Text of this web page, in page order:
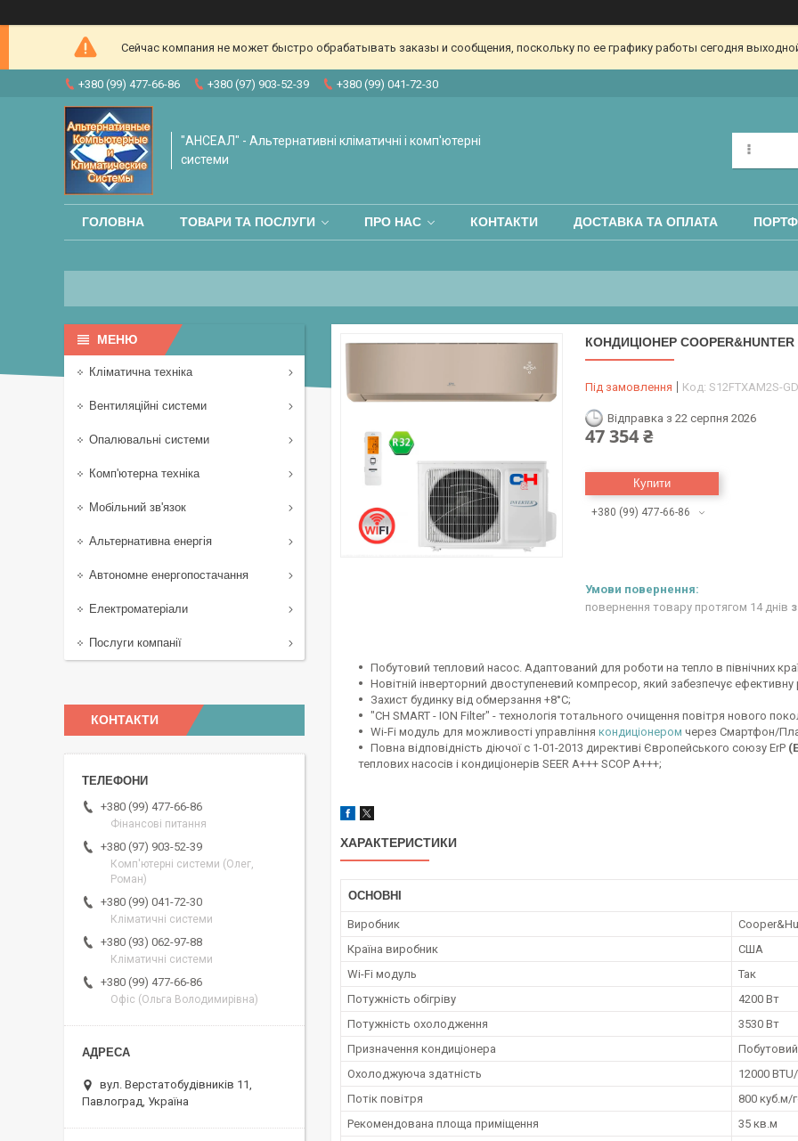
Сейчас компания не может быстро обрабатывать заказы и сообщения, поскольку по ее графику работы сегодня
+380 (99) 477-66-86 +380 (97) 903-52-39 +380 (99) 041-72-30
"АНСЕАЛ" - Альтернативні кліматичні і комп'ютерні
системи
ГОЛОВНА ТОВАРИ ТА ПОСЛУГИ ПРО НАС КОНТАКТИ ДОСТАВКА ТА ОПЛАТА
КОНДИЦІОНЕР COOPER&HUNTER
Під замовлення Код: S12FTXAM2S-GD
Відправка з 22 серпня 2026
47 354 ₴
Купити
+380 (99) 477-66-86
повернення товару протягом 14 днів
Побутовий тепловий насос. Адаптований для роботи на тепло в північних
Новітній інверторний двоступеневий компресор, який забезпечує ефективну
Захист будинку від обмерзання +8°C;
"CH SMART - ION Filter" - технологія тотального очищення повітря нового
Wi-Fi модуль для можливості управління кондиціонером через Смартфон/
Повна відповідність діючої c 1-01-2013 директиві Європейського союзу ErP
теплових насосів і кондиціонерів SEER A+++ SCOP A+++;
ХАРАКТЕРИСТИКИ
ОСНОВНІ
Виробник
Країна виробник
США
Wi-Fi модуль
Так
Потужність обігріву
4200 Вт
Потужність охолодження
3530 Вт
Призначення кондиціонера
Побутовий
Охолоджуюча здатність
12000
Потік повітря
800 куб.м/
Рекомендована площа приміщення
35 кв.м
Кліматична техніка
Вентиляційні системи
Опалювальні системи
Комп'ютерна техніка
Мобільний зв'язок
Альтернативна енергія
Автономне енергопостачання
Електроматеріали
Послуги компанії
КОНТАКТИ
+380 (99) 477-66-86
Фінансові питання
+380 (97) 903-52-39
Комп'ютерні системи (Олег,
Роман)
+380 (99) 041-72-30
Кліматичні системи
+380 (93) 062-97-88
Кліматичні системи
+380 (99) 477-66-86
Офіс (Ольга Володимирівна)
вул. Верстатобудівників 11,
Павлоград, Україна